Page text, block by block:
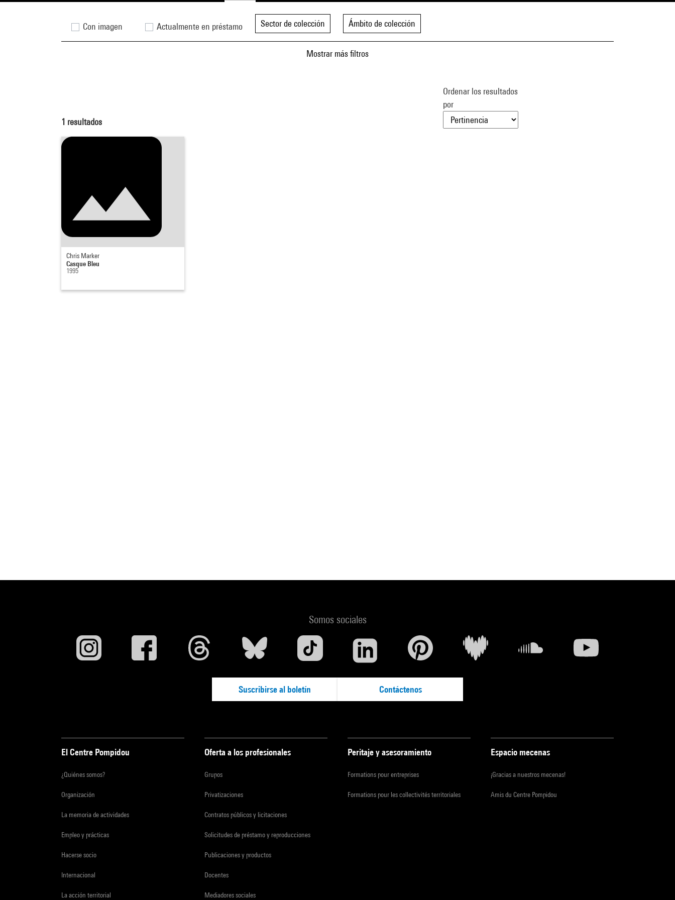
Con imagen Actualmente en préstamo Sector de colección Ámbito de colección
Mostrar más filtros
1 resultados
Ordenar los resultados
por
Chris Marker
Casque Bleu
1995
Somos sociales
Suscribirse al boletín Contáctenos
El Centre Pompidou
¿Quiénes somos?
Organización
La memoria de actividades
Empleo y prácticas
Hacerse socio
Internacional
La acción territorial
Oferta a los profesionales
Grupos
Privatizaciones
Contratos públicos y licitaciones
Solicitudes de préstamo y reproducciones
Publicaciones y productos
Docentes
Mediadores sociales
Peritaje y asesoramiento
Formations pour entreprises
Formations pour les collectivités territoriales
Espacio mecenas
¡Gracias a nuestros mecenas!
Amis du Centre Pompidou